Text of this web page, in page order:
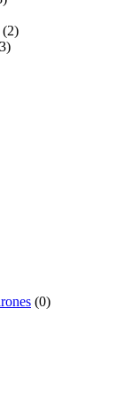
(2)
(0)